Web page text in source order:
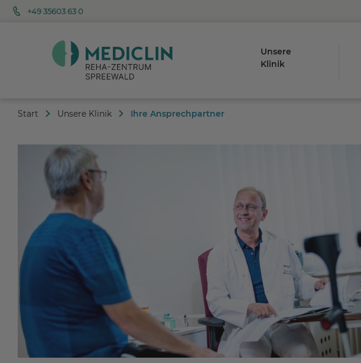
+49 35603 63 0
Unsere
Klinik
Start Unsere Klinik Ihre Ansprechpartner